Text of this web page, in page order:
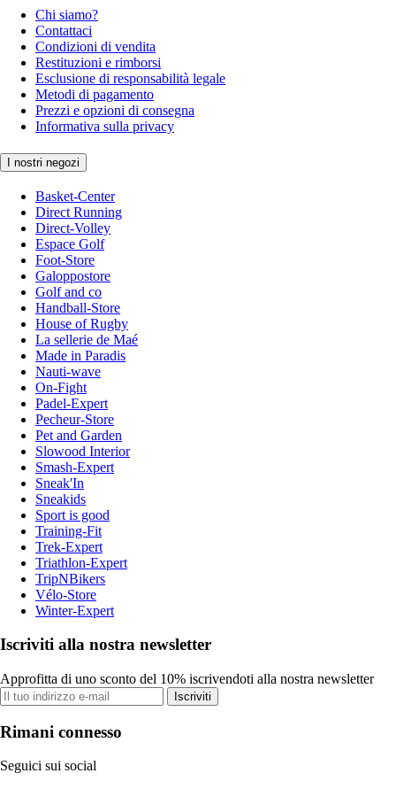
Chi siamo?
Contattaci
Condizioni di vendita
Restituzioni e rimborsi
Esclusione di responsabilità legale
Metodi di pagamento
Prezzi e opzioni di consegna
Informativa sulla privacy
I nostri negozi
Basket-Center
Direct Running
Direct-Volley
Espace Golf
Foot-Store
Galoppostore
Golf and co
Handball-Store
House of Rugby
La sellerie de Maé
Made in Paradis
Nauti-wave
On-Fight
Padel-Expert
Pecheur-Store
Pet and Garden
Slowood Interior
Smash-Expert
Sneak'In
Sneakids
Sport is good
Training-Fit
Trek-Expert
Triathlon-Expert
TripNBikers
Vélo-Store
Winter-Expert
Iscriviti alla nostra newsletter
Approfitta di uno sconto del 10% iscrivendoti alla nostra newsletter
Iscriviti
Rimani connesso
Seguici sui social